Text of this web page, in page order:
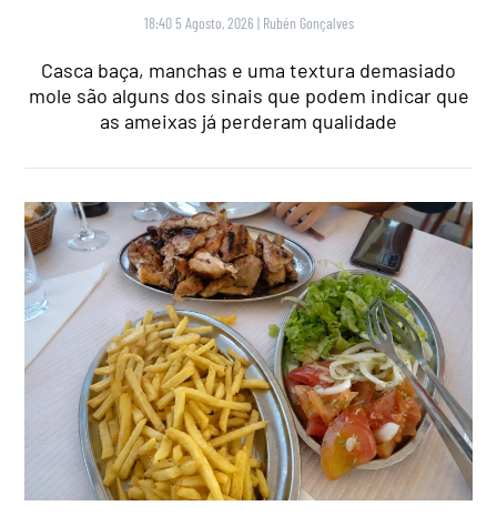
18:40 5 Agosto, 2026 | Rubén Gonçalves
Casca baça, manchas e uma textura demasiado
mole são alguns dos sinais que podem indicar que
as ameixas já perderam qualidade